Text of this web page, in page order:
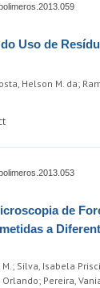
Uso de
Helson M. da;
de
a
Silva, Isabela
Pereira,